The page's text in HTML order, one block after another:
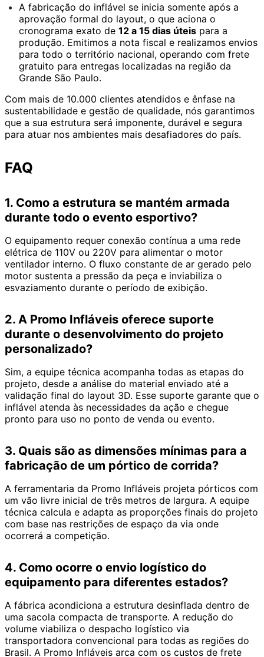
A fabricação do inflável se inicia somente após a
aprovação formal do layout, o que aciona o
cronograma exato de 12 a 15 dias úteis para a
produção. Emitimos a nota fiscal e realizamos envios
para todo o território nacional, operando com frete
gratuito para entregas localizadas na região da
Grande São Paulo.
Com mais de 10.000 clientes atendidos e ênfase na
sustentabilidade e gestão de qualidade, nós garantimos
que a sua estrutura será imponente, durável e segura
para atuar nos ambientes mais desafiadores do país.
FAQ
1. Como a estrutura se mantém armada
durante todo o evento esportivo?
O equipamento requer conexão contínua a uma rede
elétrica de 110V ou 220V para alimentar o motor
ventilador interno. O fluxo constante de ar gerado pelo
motor sustenta a pressão da peça e inviabiliza o
esvaziamento durante o período de exibição.
2. A Promo Infláveis oferece suporte
durante o desenvolvimento do projeto
personalizado?
Sim, a equipe técnica acompanha todas as etapas do
projeto, desde a análise do material enviado até a
validação final do layout 3D. Esse suporte garante que o
inflável atenda às necessidades da ação e chegue
pronto para uso no ponto de venda ou evento.
3. Quais são as dimensões mínimas para a
fabricação de um pórtico de corrida?
A ferramentaria da Promo Infláveis projeta pórticos com
um vão livre inicial de três metros de largura. A equipe
técnica calcula e adapta as proporções finais do projeto
com base nas restrições de espaço da via onde
ocorrerá a competição.
4. Como ocorre o envio logístico do
equipamento para diferentes estados?
A fábrica acondiciona a estrutura desinflada dentro de
uma sacola compacta de transporte. A redução do
volume viabiliza o despacho logístico via
transportadora convencional para todas as regiões do
Brasil. A Promo Infláveis arca com os custos de frete